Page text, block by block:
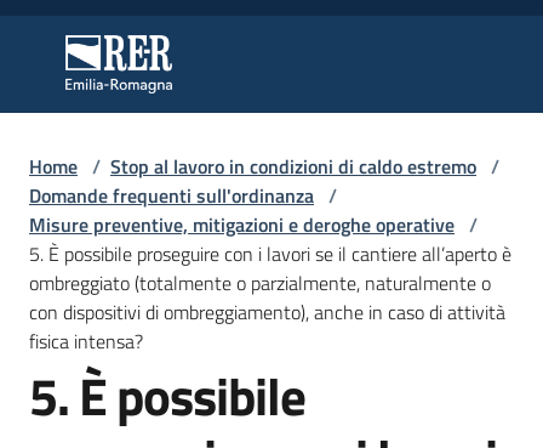
Regione Emilia-Romagna
Regione Emilia-Romagna
Regione
Novità
Servizi
Home / Stop al lavoro in condizioni di caldo estremo /
Domande frequenti sull'ordinanza /
Misure preventive, mitigazioni e deroghe operative /
5. È possibile proseguire con i lavori se il cantiere all’aperto è
ombreggiato (totalmente o parzialmente, naturalmente o
con dispositivi di ombreggiamento), anche in caso di attività
fisica intensa?
Salta al contenuto
5. È possibile